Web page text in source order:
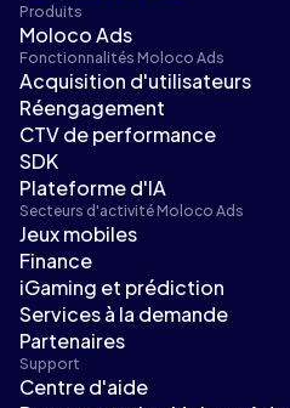
Produits
Moloco Ads
Fonctionnalités Moloco Ads
Acquisition d'utilisateurs
Réengagement
CTV de performance
SDK
Plateforme d'IA
Secteurs d'activité Moloco Ads
Jeux mobiles
Finance
iGaming et prédiction
Services à la demande
Partenaires
Support
Centre d'aide